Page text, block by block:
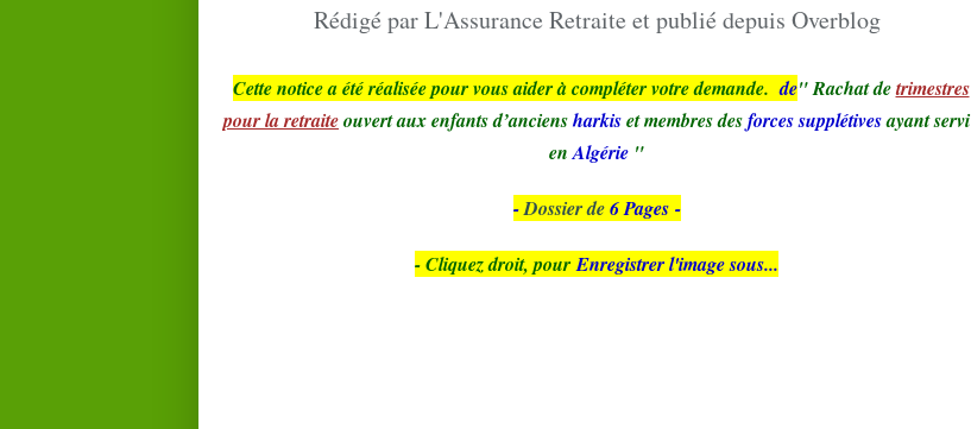
Rédigé par L'Assurance Retraite et publié depuis Overblog
Cette notice a été réalisée pour vous aider à compléter votre demande. de" Rachat detrimestres
pour la retraiteouvert aux enfants d’anciensharkiset membres desforces supplétivesayant servi
enAlgérie "
-Dossier de6 Pages -
- Cliquez droit, pour Enregistrer l'image sous...